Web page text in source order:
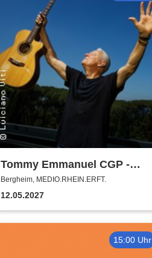
Tommy Emmanuel CGP -
Living in the Light Tour
Bergheim, MEDIO.RHEIN.ERFT.
12.05.2027
15:00 Uhr